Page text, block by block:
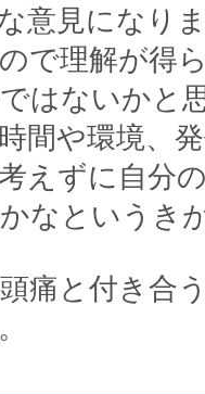
意見になり
で理解が得
はないかと
間や環境、
えずに自分
なというき
痛と付き合